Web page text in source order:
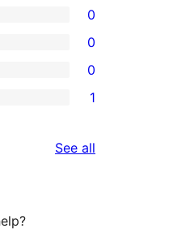
0
0
0
1
See all